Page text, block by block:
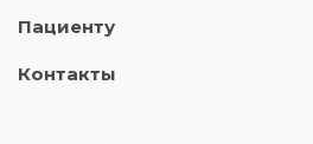
Пациенту
Контакты